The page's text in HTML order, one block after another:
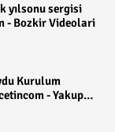
yılsonu sergisi
- Bozkir Videolari
Kurulum
- Yakup